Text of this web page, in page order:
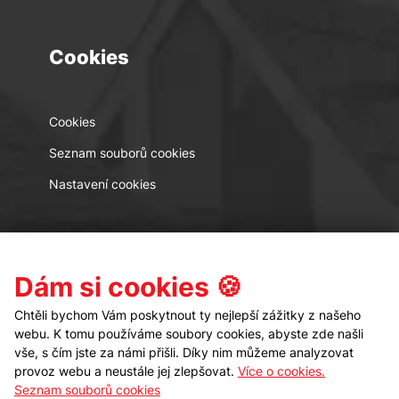
Cookies
Cookies
Seznam souborů cookies
Nastavení cookies
Kontakt Sledujte nás
Dám si cookies 🍪
Chtěli bychom Vám poskytnout ty nejlepší zážitky z našeho
webu. K tomu používáme soubory cookies, abyste zde našli
vše, s čím jste za námi přišli. Díky nim můžeme analyzovat
provoz webu a neustále jej zlepšovat. Více o cookies.
Seznam souborů cookies